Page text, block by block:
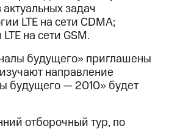
задач
LTE на сети CDMA;
на сети GSM.
будущего» приглашены
направление
будущего — 2010» будет
отборочный тур, по